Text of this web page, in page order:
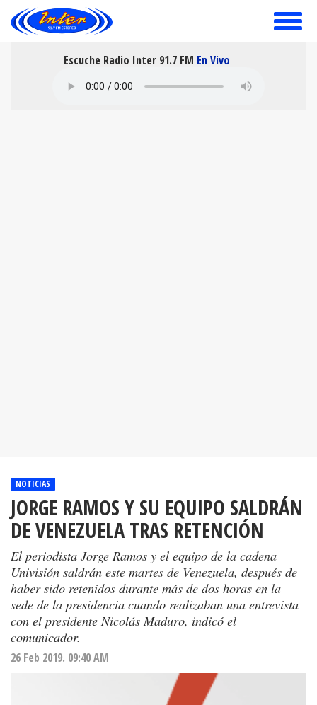
toggle
Escuche Radio Inter 91.7 FM En Vivo
NOTICIAS
JORGE RAMOS Y SU EQUIPO SALDRÁN
DE VENEZUELA TRAS RETENCIÓN
El periodista Jorge Ramos y el equipo de la cadena
Univisión saldrán este martes de Venezuela, después de
haber sido retenidos durante más de dos horas en la
sede de la presidencia cuando realizaban una entrevista
con el presidente Nicolás Maduro, indicó el
comunicador.
26 Feb 2019. 09:40 AM